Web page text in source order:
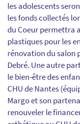
les adolescents
les fonds collectés
du Coeur permettra
plastiques pour les
rénovation du salon
Debré. Une autre
le bien-être des
CHU de Nantes
Margo et son
renouveler le